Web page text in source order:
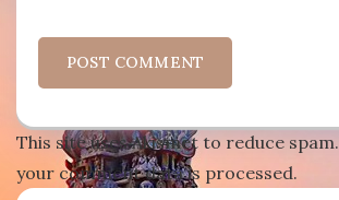
This site uses Akismet to reduce spam.
your comment data is processed.